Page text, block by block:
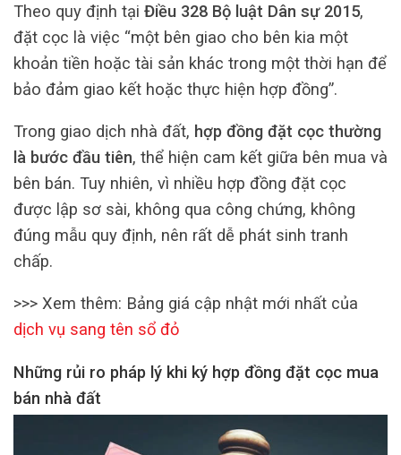
Theo quy định tại Điều 328 Bộ luật Dân sự 2015,
đặt cọc là việc “một bên giao cho bên kia một
khoản tiền hoặc tài sản khác trong một thời hạn để
bảo đảm giao kết hoặc thực hiện hợp đồng”.
Trong giao dịch nhà đất, hợp đồng đặt cọc thường
là bước đầu tiên, thể hiện cam kết giữa bên mua và
bên bán. Tuy nhiên, vì nhiều hợp đồng đặt cọc
được lập sơ sài, không qua công chứng, không
đúng mẫu quy định, nên rất dễ phát sinh tranh
chấp.
>>> Xem thêm: Bảng giá cập nhật mới nhất của
dịch vụ sang tên sổ đỏ
Những rủi ro pháp lý khi ký hợp đồng đặt cọc mua
bán nhà đất